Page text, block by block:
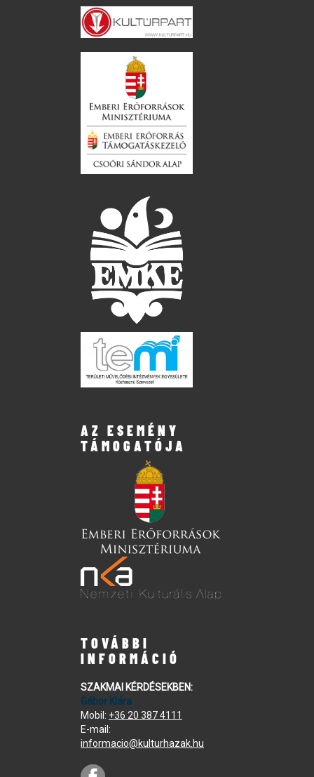
AZ ESEMÉNY
TÁMOGATÓJA
TOVÁBBI
INFORMÁCIÓ
SZAKMAI KÉRDÉSEKBEN:
Gábor Klára
Mobil: +36 20 387 4111
E-mail:
informacio@kulturhazak.hu